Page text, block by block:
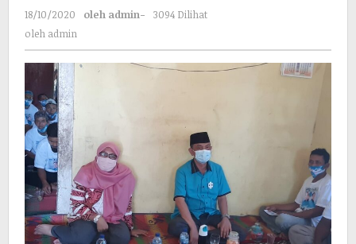
18/10/2020 oleh admin-
3094 Dilihat
oleh admin